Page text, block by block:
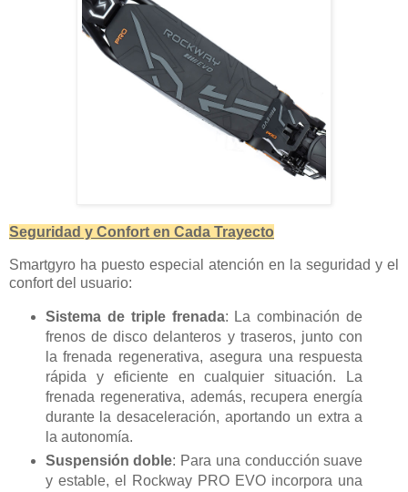
Seguridad y Confort en Cada Trayecto
Smartgyro ha puesto especial atención en la seguridad y el
confort del usuario:
Sistema de triple frenada: La combinación de
frenos de disco delanteros y traseros, junto con
la frenada regenerativa, asegura una respuesta
rápida y eficiente en cualquier situación. La
frenada regenerativa, además, recupera energía
durante la desaceleración, aportando un extra a
la autonomía.
Suspensión doble: Para una conducción suave
y estable, el Rockway PRO EVO incorpora una